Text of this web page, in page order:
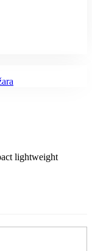
lightweight